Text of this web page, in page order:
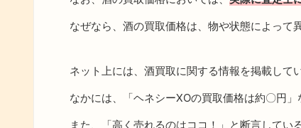
なぜなら、酒の買取価格は、物や状態によって
ネット上には、酒買取に関する情報を掲載して
なかには、「ヘネシーXOの買取価格は約〇円
また、「高く売れるのはココ！」と断言してい